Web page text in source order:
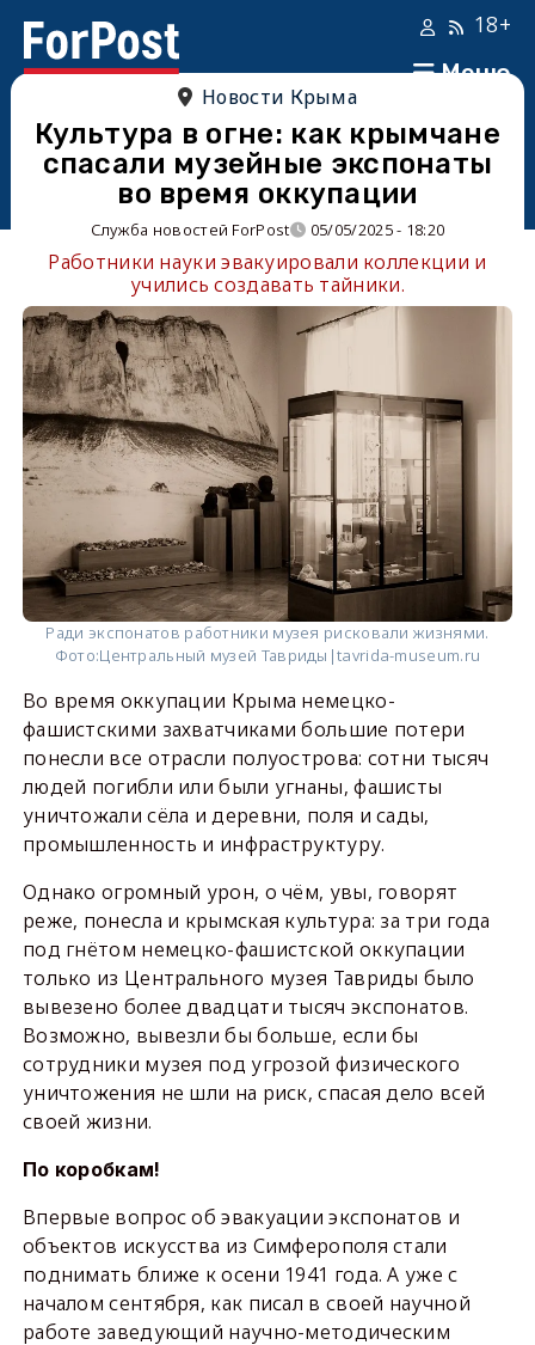
Меню
18+
Новости Крыма
Культура в огне: как крымчане
спасали музейные экспонаты
во время оккупации
Служба новостей ForPost 05/05/2025 - 18:20
Работники науки эвакуировали коллекции и
учились создавать тайники.
Ради экспонатов работники музея рисковали жизнями.
Фото:Центральный музей Тавриды|tavrida-museum.ru
Во время оккупации Крыма немецко-
фашистскими захватчиками большие потери
понесли все отрасли полуострова: сотни тысяч
людей погибли или были угнаны, фашисты
уничтожали сёла и деревни, поля и сады,
промышленность и инфраструктуру.
Однако огромный урон, о чём, увы, говорят
реже, понесла и крымская культура: за три года
под гнётом немецко-фашистской оккупации
только из Центрального музея Тавриды было
вывезено более двадцати тысяч экспонатов.
Возможно, вывезли бы больше, если бы
сотрудники музея под угрозой физического
уничтожения не шли на риск, спасая дело всей
своей жизни.
По коробкам!
Впервые вопрос об эвакуации экспонатов и
объектов искусства из Симферополя стали
поднимать ближе к осени 1941 года. А уже с
началом сентября, как писал в своей научной
работе заведующий научно-методическим